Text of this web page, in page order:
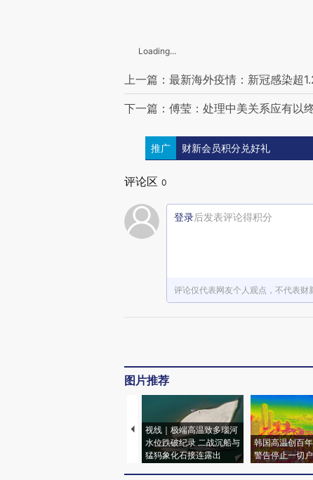
Loading...
上一篇：最新海外疫情：新冠感染超
下一篇：傅莹：处理中美关系应有以
推广 财新会员积分兑好礼
评论区 0
登录后发表评论得积分
评论仅代表网友个人观点，不代表财
图片推荐
视线｜极端高温致多瑙河
水位跌破纪录 二战沉船与
猛犸象化石接连露出
韩国高温创百
警告停止一切